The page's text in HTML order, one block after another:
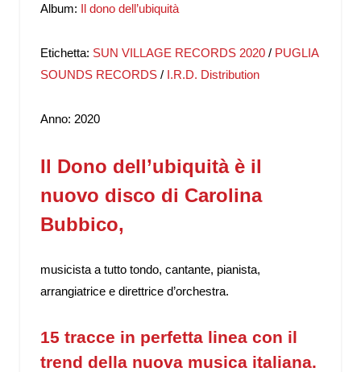
Album: Il dono dell’ubiquità
Etichetta: SUN VILLAGE RECORDS 2020 / PUGLIA
SOUNDS RECORDS / I.R.D. Distribution
Anno: 2020
Il Dono dell’ubiquità è il
nuovo disco di Carolina
Bubbico,
musicista a tutto tondo, cantante, pianista,
arrangiatrice e direttrice d’orchestra.
15 tracce in perfetta linea con il
trend della nuova musica italiana.